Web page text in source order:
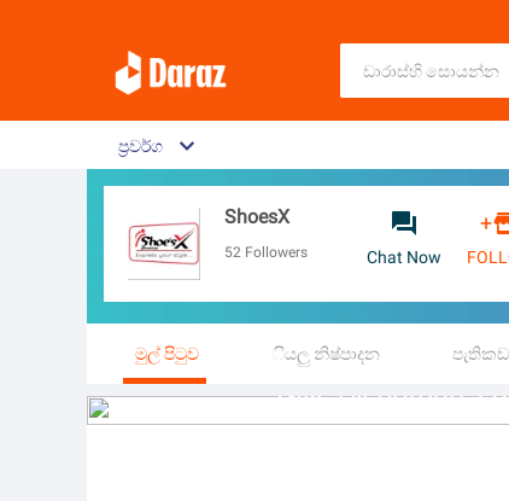
ප‍්‍රවර්ග
ShoesX
52 Followers

Chat Now
+
මුල් පිටුව ියලු නිෂ්පාදන පැතිකඩ